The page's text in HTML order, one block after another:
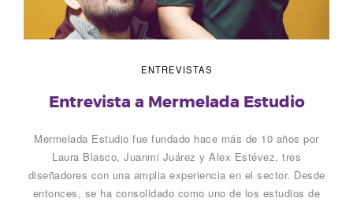
ENTREVISTAS
Entrevista a Mermelada Estudio
Mermelada Estudio fue fundado hace más de 10 años por
Laura Blasco, Juanmi Juárez y Alex Estévez, tres
diseñadores con una amplia experiencia en el sector. Desde
entonces, se ha consolidado como uno de los estudios de